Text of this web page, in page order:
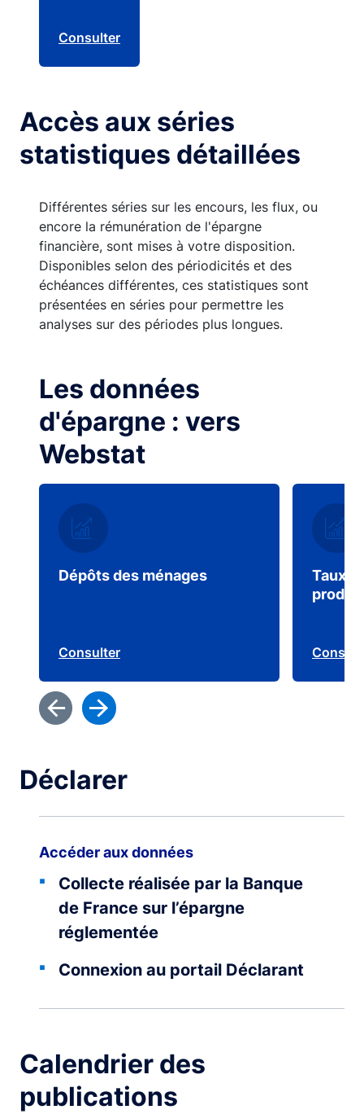
Consulter
Accès aux séries
statistiques détaillées
Différentes séries sur les encours, les flux, ou
encore la rémunération de l'épargne
financière, sont mises à votre disposition.
Disponibles selon des périodicités et des
échéances différentes, ces statistiques sont
présentées en séries pour permettre les
analyses sur des périodes plus longues.
Les données
d'épargne : vers
Webstat
Dépôts des ménages
Consulter
Taux
Déclarer
Accéder aux données
Collecte réalisée par la Banque
de France sur l’épargne
réglementée
Connexion au portail Déclarant
Calendrier des
publications